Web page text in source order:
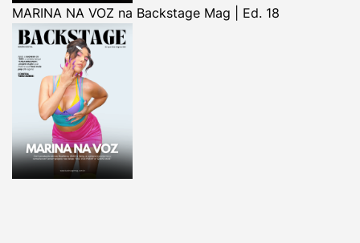
MARINA NA VOZ na Backstage Mag | Ed. 18